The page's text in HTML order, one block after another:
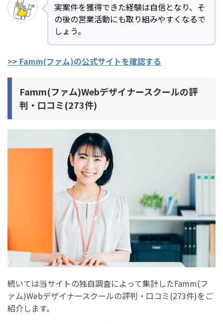
実案件を獲得できた経験は自信となり、そ
の後の営業活動にも取り組みやすくなるで
しょう。
>> Famm(ファム)の公式サイトを確認する
Famm(ファム)Webデザイナースクールの評
判・口コミ(273件)
続いては当サイトの独自調査によって集計したFamm(フ
ァム)Webデザイナースクールの評判・口コミ(273件)をご
紹介します。